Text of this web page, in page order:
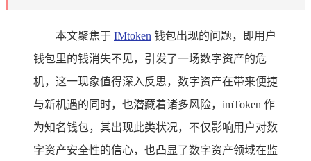
本文聚焦于 IMtoken 钱包出现的问题，即用户
钱包里的钱消失不见，引发了一场数字资产的危
机，这一现象值得深入反思，数字资产在带来便捷
与新机遇的同时，也潜藏着诸多风险，imToken 作
为知名钱包，其出现此类状况，不仅影响用户对数
字资产安全性的信心，也凸显了数字资产领域在监